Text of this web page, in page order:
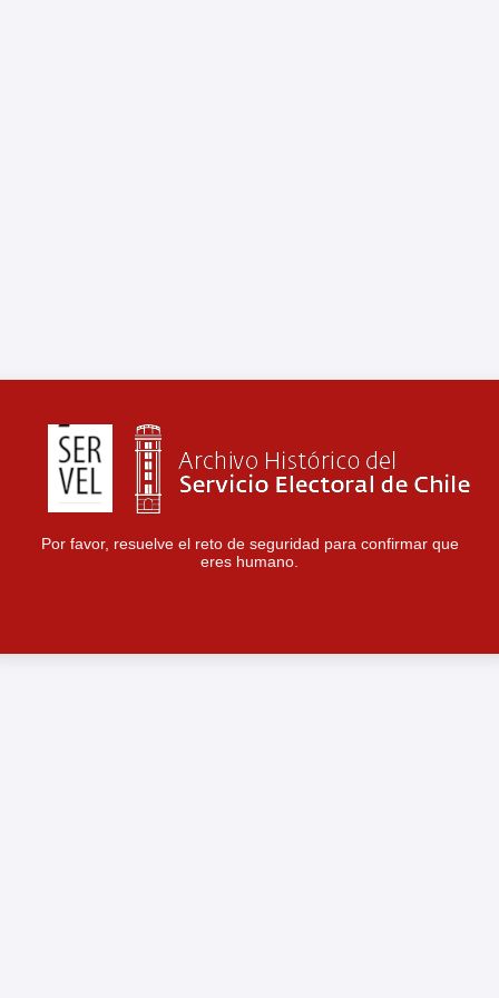
Por favor, resuelve el reto de seguridad para confirmar que
eres humano.